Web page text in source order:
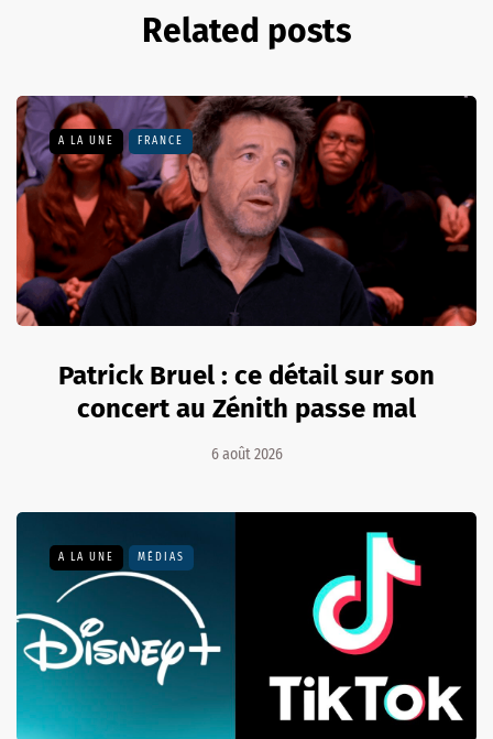
Related posts
A LA UNE FRANCE
Patrick Bruel : ce détail sur son
concert au Zénith passe mal
6 août 2026
A LA UNE MÉDIAS